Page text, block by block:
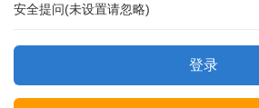
安全提问(未设置请忽略)
登录